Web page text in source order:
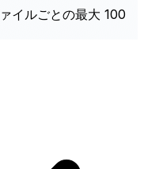
イルごとの最大 100